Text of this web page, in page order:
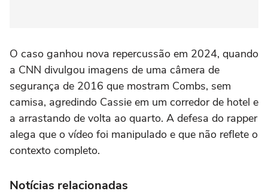
O caso ganhou nova repercussão em 2024, quando
a CNN divulgou imagens de uma câmera de
segurança de 2016 que mostram Combs, sem
camisa, agredindo Cassie em um corredor de hotel e
a arrastando de volta ao quarto. A defesa do rapper
alega que o vídeo foi manipulado e que não reflete o
contexto completo.
Notícias relacionadas